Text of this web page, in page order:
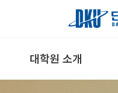
Skip to Main Content
대학원 소개